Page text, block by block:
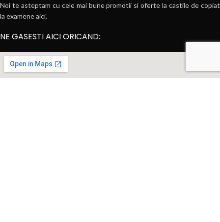
Noi te asteptam cu cele mai bune promotii si oferte la castile de copiat
la examene aici.
NE GASESTI AICI ORICAND: